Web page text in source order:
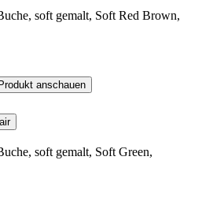
soft gemalt, Soft Red Brown,
anschauen
soft gemalt, Soft Green,